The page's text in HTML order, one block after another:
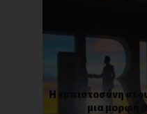
Η εμπιστοσύνη
μια μορφή